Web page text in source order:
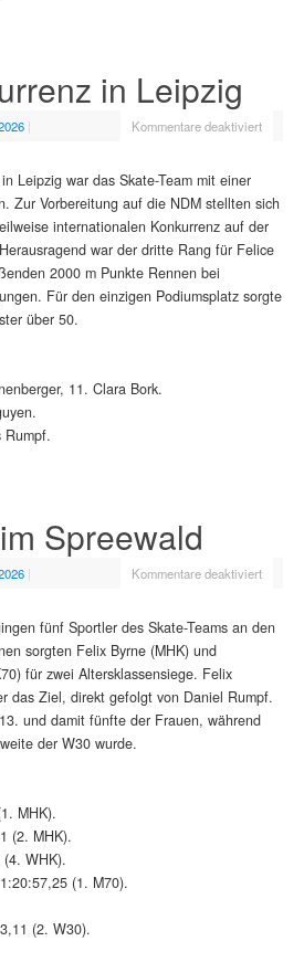
in Leipzig
| Kommentare deaktiviert
Leipzig war das Skate-Team mit einer
Zur Vorbereitung auf die NDM stellten sich
internationalen Konkurrenz auf der
war der dritte Rang für Felice
2000 m Punkte Rennen bei
Für den einzigen Podiumsplatz sorgte
über 50.
11. Clara Bork.
Rumpf.
Spreewald
| Kommentare deaktiviert
fünf Sportler des Skate-Teams an den
sorgten Felix Byrne (MHK) und
für zwei Altersklassensiege. Felix
das Ziel, direkt gefolgt von Daniel Rumpf.
und damit fünfte der Frauen, während
der W30 wurde.
MHK).
(2. MHK).
WHK).
(1. M70).
(2. W30).